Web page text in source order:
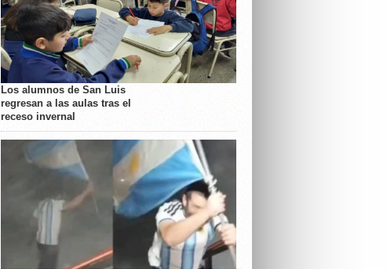
Los alumnos de San Luis
regresan a las aulas tras el
receso invernal